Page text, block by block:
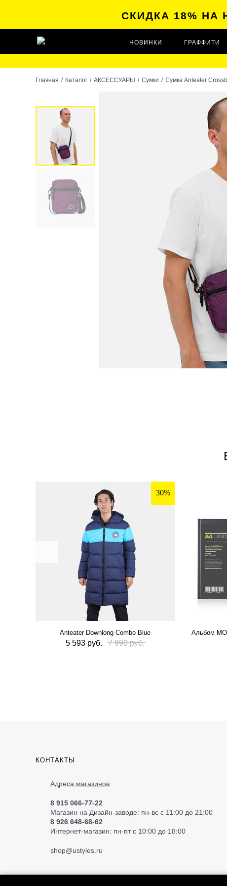
СКИДКА 18% НА
НОВИНКИ ГРАФФИТИ
Главная / Каталог / АКСЕССУАРЫ / Сумки / Сумка Anteater
30%
Anteater Downlong Combo Blue
5 593 руб. 7 990 руб.
Альбом
КОНТАКТЫ
Адреса магазинов
8 915 066-77-22
Магазин на Дизайн-заводе: пн-вс с 11:00 до 21:00
8 926 648-68-62
Интернет-магазин: пн-пт с 10:00 до 18:00
shop@ustyles.ru